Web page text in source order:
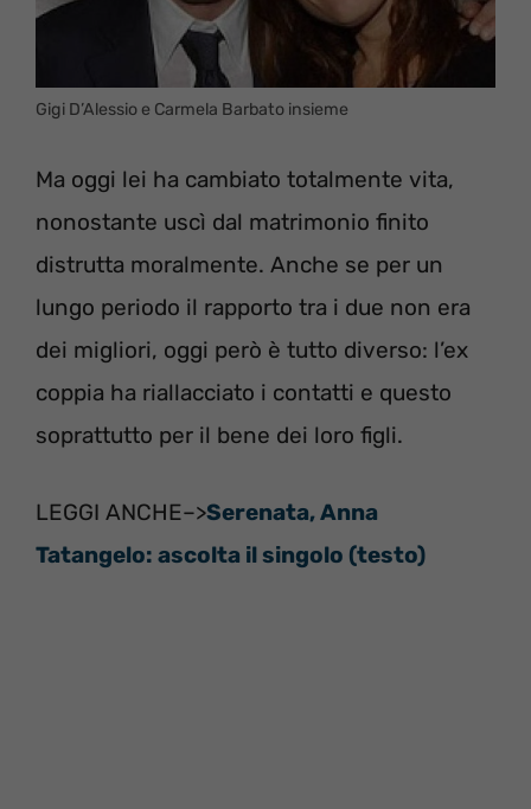
Gigi D’Alessio e Carmela Barbato insieme
Ma oggi lei ha cambiato totalmente vita,
nonostante uscì dal matrimonio finito
distrutta moralmente. Anche se per un
lungo periodo il rapporto tra i due non era
dei migliori, oggi però è tutto diverso: l’ex
coppia ha riallacciato i contatti e questo
soprattutto per il bene dei loro figli.
LEGGI ANCHE–>Serenata, Anna
Tatangelo: ascolta il singolo (testo)